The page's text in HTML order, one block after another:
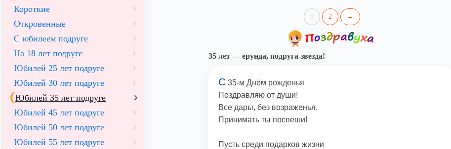
1 2 →
35 лет — ерунда, подруга-звезда!
С35-м Днём рожденья
Поздравляю от души!
Все дары, без возраженья,
Принимать ты поспеши!
Пусть среди подарков жизни
Короткие
Откровенные
С юбилеем подруге
На 18 лет подруге
Юбилей 25 лет подруге
Юбилей 30 лет подруге
Юбилей 35 лет подруге
Юбилей 45 лет подруге
Юбилей 50 лет подруге
Юбилей 55 лет подруге